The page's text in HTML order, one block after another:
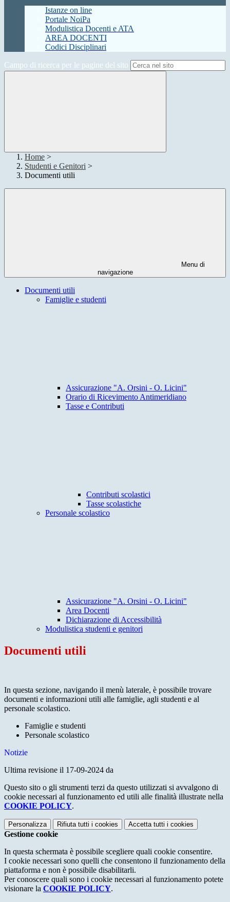
Istanze on line
Portale NoiPa
Modulistica Docenti e ATA
AREA DOCENTI
Codici Disciplinari
Campo di ricerca per le pagine del sito
Home >
Studenti e Genitori >
Documenti utili
Menu di
navigazione
Documenti utili
Famiglie e studenti
Assicurazione "A. Orsini - O. Licini"
Orario di Ricevimento Antimeridiano
Tasse e Contributi
Contributi scolastici
Tasse scolastiche
Personale scolastico
Assicurazione "A. Orsini - O. Licini"
Area Docenti
Dichiarazione di Accessibilità
Modulistica studenti e genitori
Documenti utili
In questa sezione, navigando il menù laterale, è possibile trovare
documenti e informazioni utili alle famiglie, agli studenti e al
personale scolastico.
Famiglie e studenti
Personale scolastico
Notizie
Ultima revisione il 17-09-2024 da
Questo sito o gli strumenti terzi da questo utilizzati si avvalgono di
cookie necessari al funzionamento ed utili alle finalità illustrate nella
COOKIE POLICY.
Personalizza Rifiuta tutti i cookies Accetta tutti i cookies
Gestione cookie
In questa schermata è possibile scegliere quali cookie consentire.
I cookie necessari sono quelli che consentono il funzionamento della
piattaforma e non è possibile disabilitarli.
Per conoscere quali sono i cookie necessari al funzionamento potete
visionare la COOKIE POLICY.